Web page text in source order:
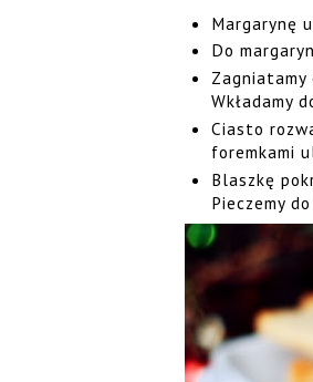
Margarynę
Do
Wkładamy
Ciasto
foremkami
Blaszkę
Pieczemy